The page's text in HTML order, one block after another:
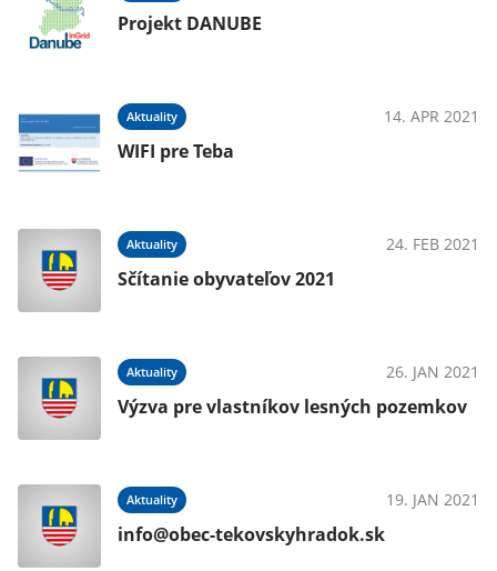
Projekt DANUBE
Aktuality 14. APR 2021
WIFI pre Teba
Aktuality 24. FEB 2021
Sčítanie obyvateľov 2021
Aktuality 26. JAN 2021
Výzva pre vlastníkov lesných pozemkov
Aktuality 19. JAN 2021
info@obec-tekovskyhradok.sk